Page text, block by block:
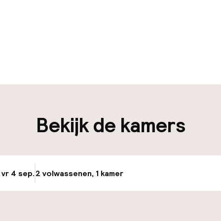
op eigen
Oplaadpunt
Fietsenstalling
Bekijk de kamers
4 sep.2 volwassenen, 1 kamer